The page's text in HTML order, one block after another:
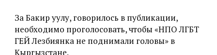
За Бакир уулу, говорилось в публикации,
необходимо проголосовать, чтобы «НПО ЛГБТ
ГЕЙ Лезбиянка не поднимали головы» в
Кыргызстане.